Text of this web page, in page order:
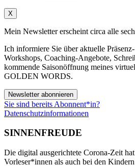
X
Mein Newsletter erscheint circa alle
Ich informiere Sie über aktuelle
Workshops, Coaching-Angebote,
kommende Saisonöffnung meines
GOLDEN WORDS.
Newsletter abonnieren
Sie sind bereits Abonnent*in?
Datenschutzinformationen
SINNENFREUDE
Die digital ausgerichtete Corona-Zeit
Vorleser*innen als auch bei den